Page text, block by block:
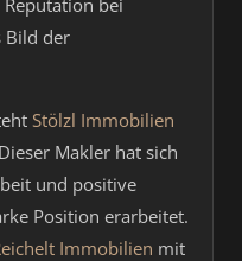
Reputation bei
Bild der
Stölzl Immobilien
Makler hat sich
und positive
Position erarbeitet.
Immobilien mit